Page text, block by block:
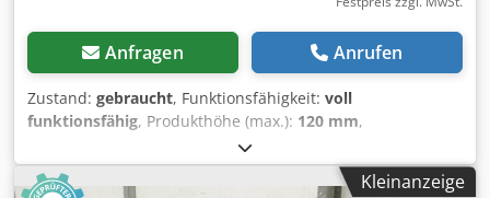
Anfragen Anrufen
Zustand: gebraucht, Funktionsfähigkeit: voll
funktionsfähig, Produkthöhe (max.): 120 mm,
585 mm, Produktlänge (max.):
mm, Produktbreite (max.):440 mm, - Hergestellt in
Deutschland Djdpfx Aexdxv Njh Teck TECHNISCHEKleinanzeige